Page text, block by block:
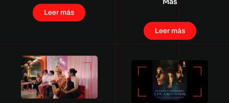
Leer más
Leer más